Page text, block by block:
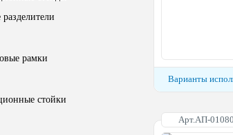
рамки
стойки
Варианты
Арт.АП-